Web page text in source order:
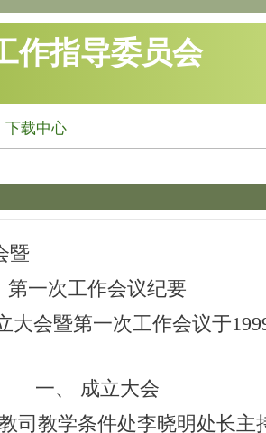
作指导委员会
下载中心
暨
第一次工作会议纪要
暨第一次工作会议于
一、 成立大会
教学条件处李晓明处长主